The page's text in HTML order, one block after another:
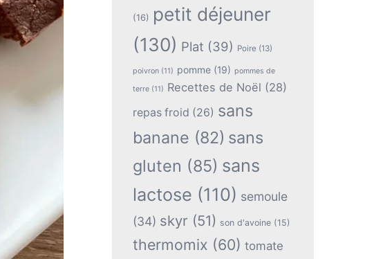
(16) petit déjeuner
(130) Plat (39) Poire (13)
poivron(11) pomme(19) pommes de
terre(11) Recettes de Noël (28)
repas froid (26) sans
banane (82) sans
gluten (85) sans
lactose (110) semoule
(34) skyr (51) son d'avoine(15)
thermomix (60) tomate